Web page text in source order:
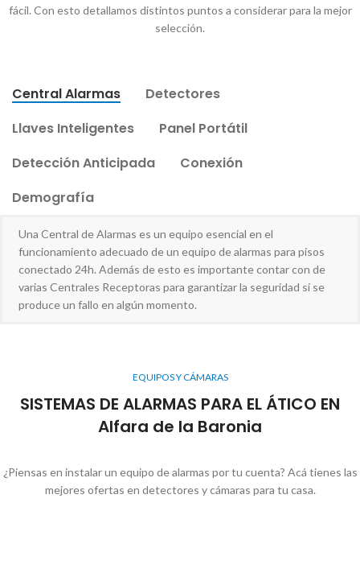
fácil. Con esto detallamos distintos puntos a considerar para la mejor
selección.
Central Alarmas
Detectores
Llaves Inteligentes
Panel Portátil
Detección Anticipada
Conexión
Demografía
Una Central de Alarmas es un equipo esencial en el
funcionamiento adecuado de un equipo de alarmas para pisos
conectado 24h. Además de esto es importante contar con de
varias Centrales Receptoras para garantizar la seguridad si se
produce un fallo en algún momento.
EQUIPOS Y CÁMARAS
SISTEMAS DE ALARMAS PARA EL ÁTICO EN
Alfara de la Baronia
¿Piensas en instalar un equipo de alarmas por tu cuenta? Acá tienes las
mejores ofertas en detectores y cámaras para tu casa.